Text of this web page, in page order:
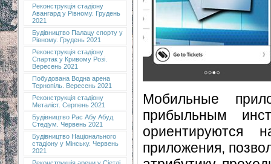
Реконструкція стадіону
Авангард у Рівному. Грудень
2021
Будівництво Палацу спорту у
Рівному. Грудень 2021
Реконструкція стадіону
Спартак у Кривому Розі.
Вересень 2021
Побудована Водна арена
Тернопіль. Вересень 2021
Реконструкція стадіону
Металіст. Серпень 2021
Будівництво Рас Абу Абуд
Стедіум. Червень 2021
Будівництво Національного
стадіону у Мінську. Червень
2021
Мобильные
прибыльным
ориентируются
приложения,